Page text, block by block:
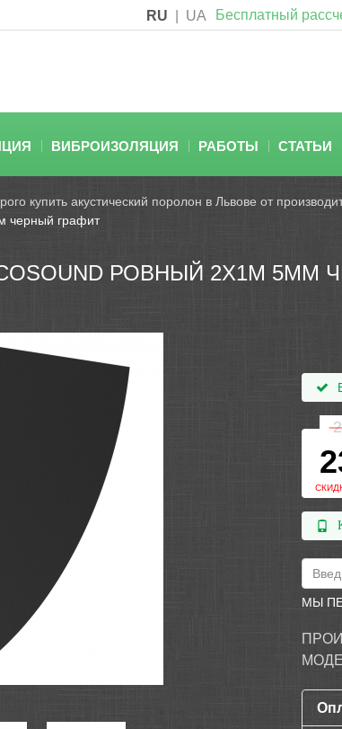
RU UA Бесплатный
ВИБРОИЗОЛЯЦИЯ РАБОТЫ СТАТЬИ
купить акустический поролон в Львове от
черный графит
РОВНЫЙ 2Х1М 5ММ
МЫ